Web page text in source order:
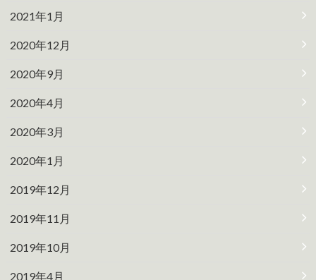
2021年1月
2020年12月
2020年9月
2020年4月
2020年3月
2020年1月
2019年12月
2019年11月
2019年10月
2019年4月